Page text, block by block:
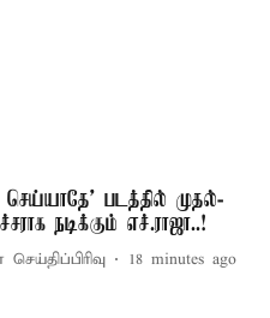
படத்தில் முதல்-
நடிக்கும் எச்.ராஜா..!
செய்திப்பிரிவு 18 minutes ago